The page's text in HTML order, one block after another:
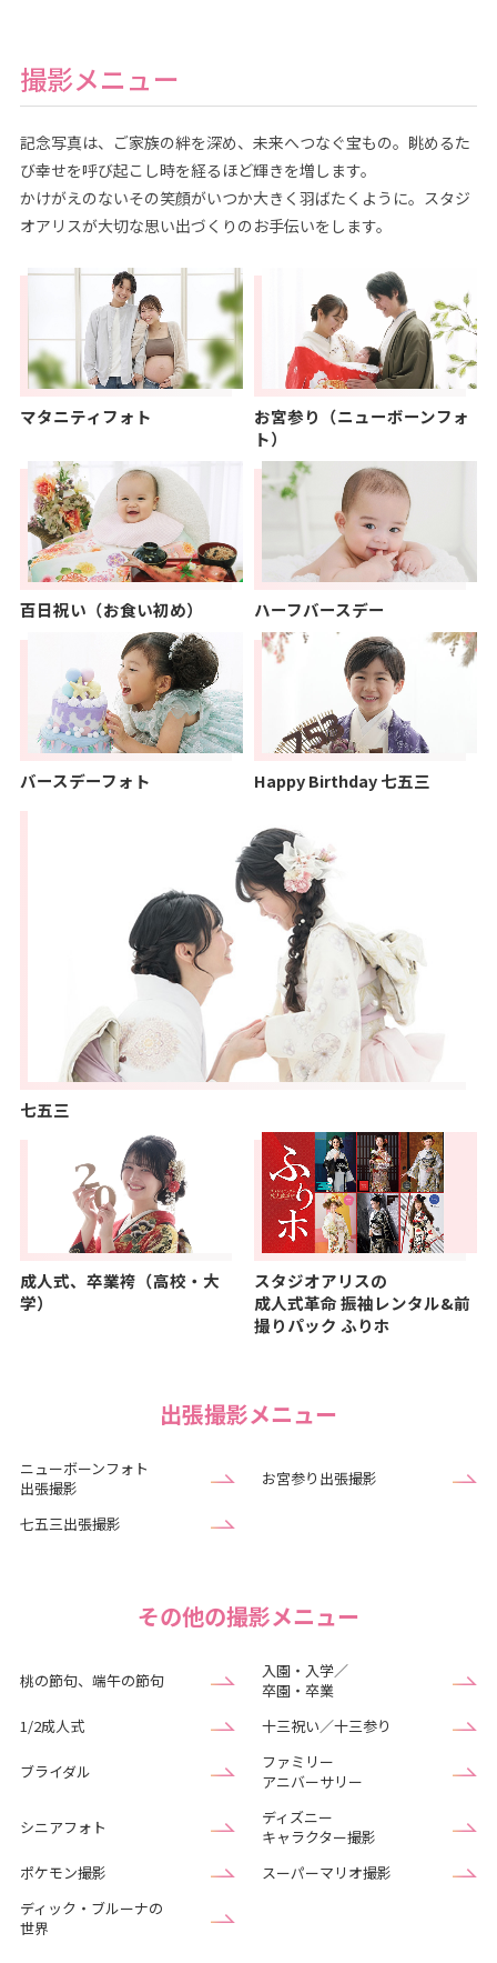
撮影メニュー
記念写真は、ご家族の絆を深め、未来へつなぐ宝もの。眺めるた
び幸せを呼び起こし時を経るほど輝きを増します。
かけがえのないその笑顔がいつか大きく羽ばたくように。スタジ
オアリスが大切な思い出づくりのお手伝いをします。
マタニティフォト
お宮参り（ニューボーンフォ
ト）
百日祝い（お食い初め） ハーフバースデー
バースデーフォト Happy Birthday 七五三
七五三
成人式、卒業袴（高校・大
学）
スタジオアリスの
成人式革命振袖レンタル&前
撮りパック ふりホ
出張撮影メニュー
ニューボーンフォト
出張撮影
お宮参り出張撮影
七五三出張撮影
その他の撮影メニュー
桃の節句、端午の節句
入園・入学／
卒園・卒業
1/2成人式
十三祝い／十三参り
ブライダル
ファミリー
アニバーサリー
シニアフォト
ディズニー
キャラクター撮影
ポケモン撮影
スーパーマリオ撮影
ディック・ブルーナの
世界